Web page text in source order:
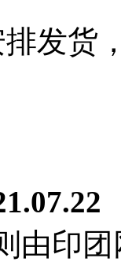
发货
由印